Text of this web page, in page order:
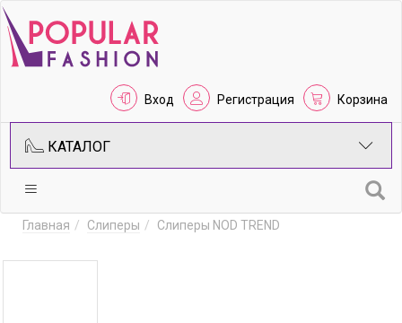
Вход Регистрация Корзина
КАТАЛОГ
Главная Слиперы Слиперы NOD TREND